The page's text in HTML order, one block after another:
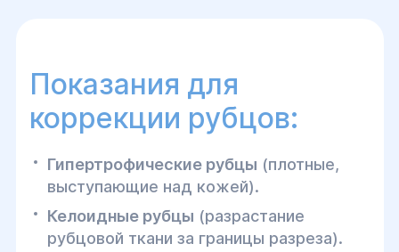
Показания для
коррекции рубцов:
Гипертрофические рубцы (плотные,
выступающие над кожей).
Келоидные рубцы (разрастание
рубцовой ткани за границы разреза).